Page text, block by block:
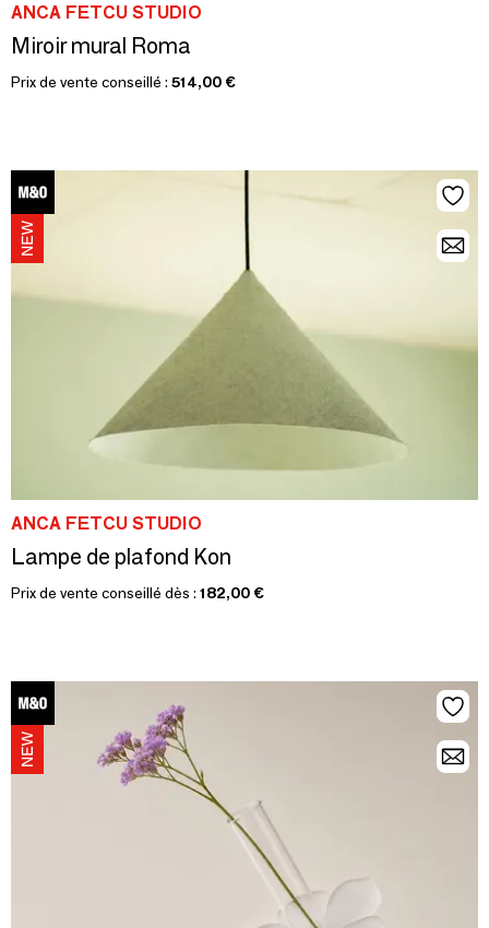
ANCA FETCU STUDIO
Miroir mural Roma
Prix de vente conseillé : 514,00 €
ANCA FETCU STUDIO
Lampe de plafond Kon
Prix de vente conseillé dès : 182,00 €